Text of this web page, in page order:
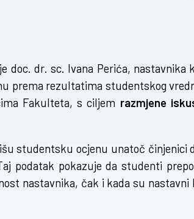
doc. dr. sc. Ivana Perića, nastavnika
prema rezultatima studentskog
Fakulteta, s ciljem razmjene
studentsku ocjenu unatoč činjenici
podatak pokazuje da studenti
nastavnika, čak i kada su